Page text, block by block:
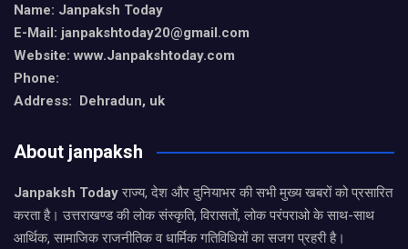
Name: Janpaksh Today
E-Mail: janpakshtoday20@gmail.com
Website: www.Janpakshtoday.com
Phone:
Address: Dehradun, uk
About janpaksh
Janpaksh Todayराज्य, देश और दुनियाभर की सभी मुख्य खबरों को प्रसारित
करता है। उत्तराखण्ड की लोक संस्कृति, विरासतों, लोक परंपराओ के साथ-साथ
आर्थिक, सामाजिक राजनीतिक व धार्मिक गतिविधियों का सजग प्रहरी है।